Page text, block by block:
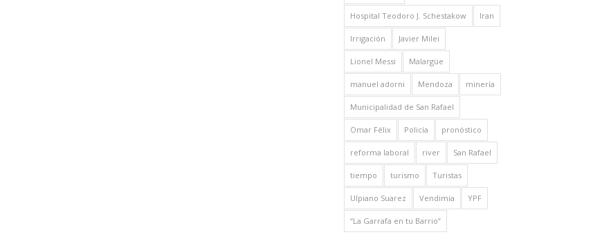
Hospital Teodoro J. Schestakow Iran
Irrigación Javier Milei
Lionel Messi Malargüe
manuel adorni Mendoza minería
Municipalidad de San Rafael
Omar Félix Policía pronóstico
reforma laboral river San Rafael
tiempo turismo Turistas
Ulpiano Suarez Vendimia YPF
“La Garrafa en tu Barrio”